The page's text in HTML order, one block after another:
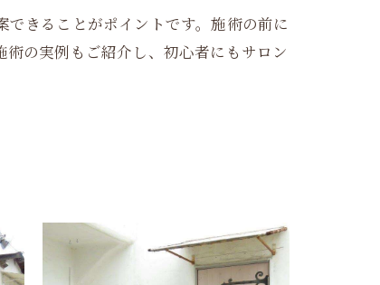
きることがポイントです。施術の前に
の実例もご紹介し、初心者にもサロン